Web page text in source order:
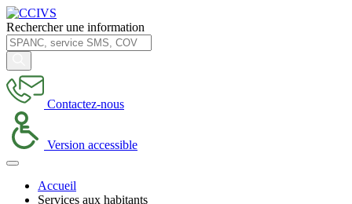
Rechercher une information
Contactez-nous
Version accessible
Accueil
Services aux habitants